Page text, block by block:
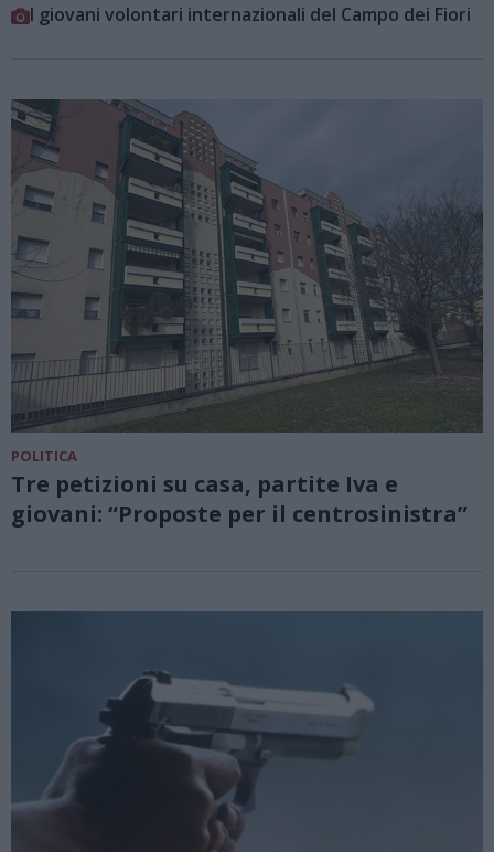
I giovani volontari internazionali del Campo dei Fiori
POLITICA
Tre petizioni su casa, partite Iva e
giovani: “Proposte per il centrosinistra”